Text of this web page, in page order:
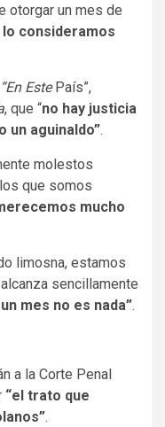
otorgar un mes de
lo consideramos
“En EstePaís”,
, que “no hay justicia
un aguinaldo”.
molestos
que somos
mucho
limosna, estamos
sencillamente
mes no es nada”.
a la Corte Penal
“el trato que
.